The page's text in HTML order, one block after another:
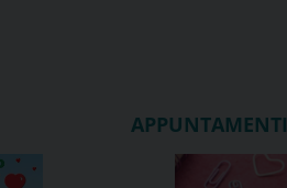
APPUNTAMENTI